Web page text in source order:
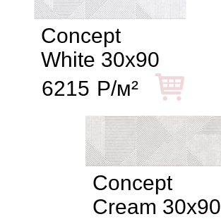
Concept
White 30x90
6215 Р/м²
Concept
Cream 30x90